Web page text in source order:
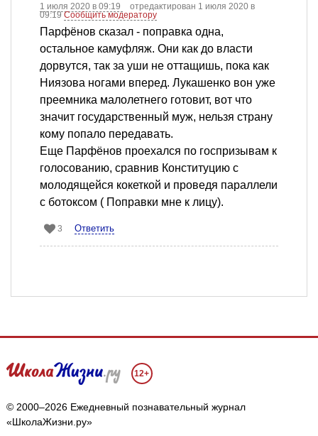
1 июля 2020 в 09:19
отредактирован 1 июля 2020 в
09:19Сообщить модератору
Парфёнов сказал - поправка одна,
остальное камуфляж. Они как до власти
дорвутся, так за уши не оттащишь, пока как
Ниязова ногами вперед. Лукашенко вон уже
преемника малолетнего готовит, вот что
значит государственный муж, нельзя страну
кому попало передавать.
Еще Парфёнов проехался по госпризывам к
голосованию, сравнив Конституцию с
молодящейся кокеткой и проведя параллели
с ботоксом ( Поправки мне к лицу).
3 Ответить
12+
© 2000–2026 Ежедневный познавательный журнал
«ШколаЖизни.ру»